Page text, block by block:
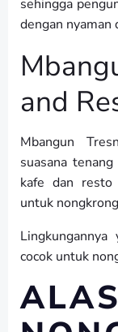
sehingga
dengan nyaman
and
Mbangun
suasana
kafe dan
untuk
cocok untuk